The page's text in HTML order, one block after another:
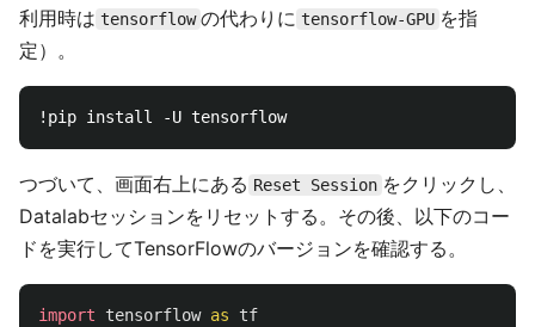
利用時は tensorflow の代わりに tensorflow-GPU を指
定）。
つづいて、画面右上にある Reset Session をクリックし、
Datalabセッションをリセットする。その後、以下のコー
ドを実行してTensorFlowのバージョンを確認する。
import tensorflow as
tf